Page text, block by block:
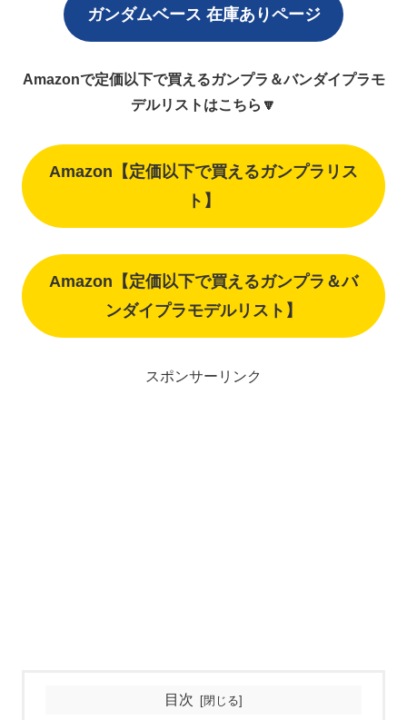
ガンダムベース 在庫ありページ
Amazonで定価以下で買えるガンプラ＆バンダイプラモ
デルリストはこちら🔽
Amazon【定価以下で買えるガンプラリス
ト】
Amazon【定価以下で買えるガンプラ＆バ
ンダイプラモデルリスト】
スポンサーリンク
目次